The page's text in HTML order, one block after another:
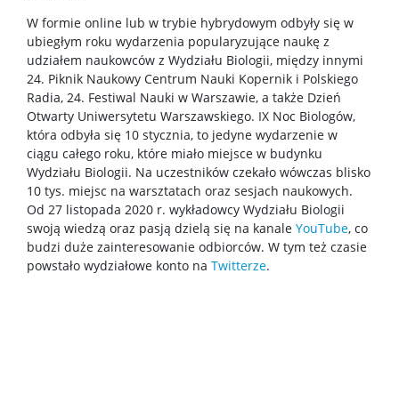
W formie online lub w trybie hybrydowym odbyły się w
ubiegłym roku wydarzenia popularyzujące naukę z
udziałem naukowców z Wydziału Biologii, między innymi
24. Piknik Naukowy Centrum Nauki Kopernik i Polskiego
Radia, 24. Festiwal Nauki w Warszawie, a także Dzień
Otwarty Uniwersytetu Warszawskiego. IX Noc Biologów,
która odbyła się 10 stycznia, to jedyne wydarzenie w
ciągu całego roku, które miało miejsce w budynku
Wydziału Biologii. Na uczestników czekało wówczas blisko
10 tys. miejsc na warsztatach oraz sesjach naukowych.
Od 27 listopada 2020 r. wykładowcy Wydziału Biologii
swoją wiedzą oraz pasją dzielą się na kanale YouTube, co
budzi duże zainteresowanie odbiorców. W tym też czasie
powstało wydziałowe konto na Twitterze.